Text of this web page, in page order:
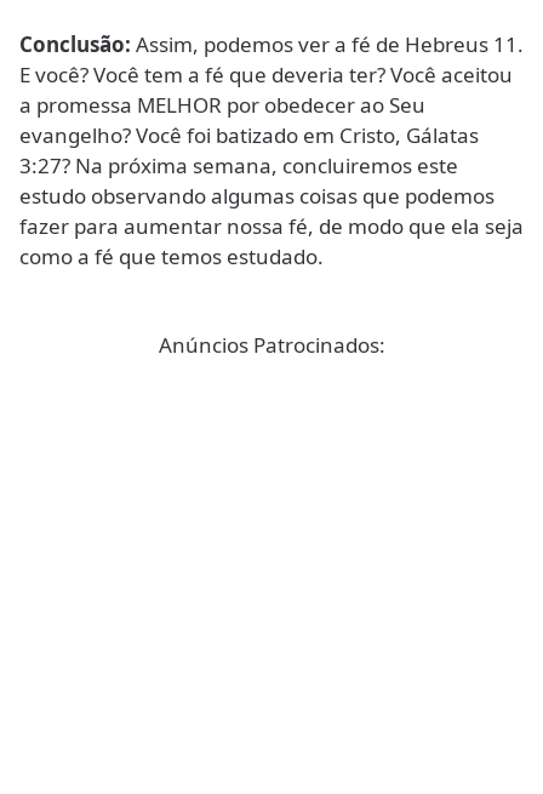
Conclusão: Assim, podemos ver a fé de Hebreus 11.
E você? Você tem a fé que deveria ter? Você aceitou
a promessa MELHOR por obedecer ao Seu
evangelho? Você foi batizado em Cristo, Gálatas
3:27? Na próxima semana, concluiremos este
estudo observando algumas coisas que podemos
fazer para aumentar nossa fé, de modo que ela seja
como a fé que temos estudado.
Anúncios Patrocinados: